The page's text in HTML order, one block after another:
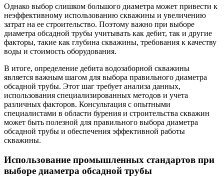
Однако выбор слишком большого диаметра может привести к
неэффективному использованию скважины и увеличению
затрат на ее строительство. Поэтому важно при выборе
диаметра обсадной трубы учитывать как дебит, так и другие
факторы, такие как глубина скважины, требования к качеству
воды и стоимость оборудования.
В итоге, определение дебита водозаборной скважины
является важным шагом для выбора правильного диаметра
обсадной трубы. Этот шаг требует анализа данных,
использования специализированных методов и учета
различных факторов. Консультация с опытными
специалистами в области бурения и строительства скважин
может быть полезной для правильного выбора диаметра
обсадной трубы и обеспечения эффективной работы
скважины.
Использование промышленных стандартов при
выборе диаметра обсадной трубы